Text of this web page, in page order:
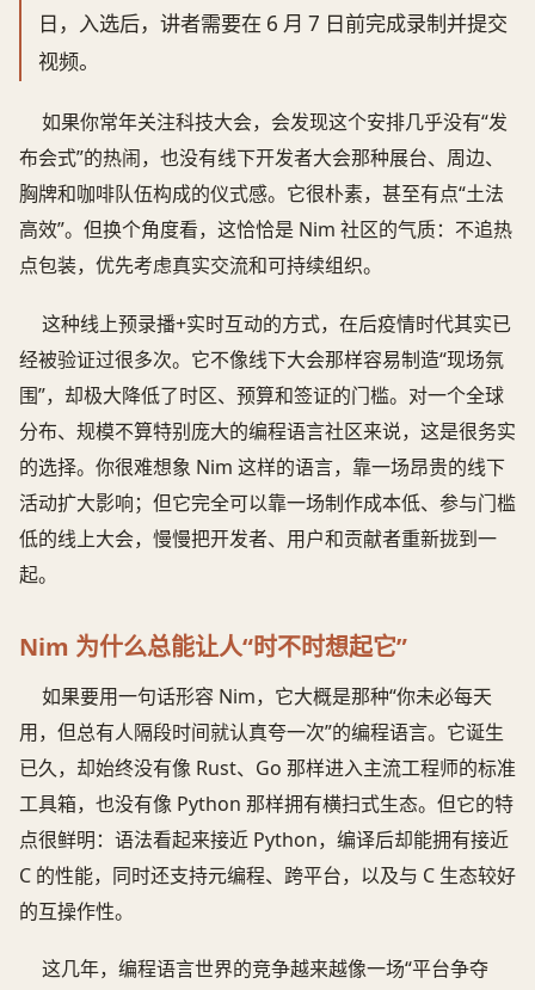
日，入选后，讲者需要在 6 月 7 日前完成录制并提交
视频。
如果你常年关注科技大会，会发现这个安排几乎没有“发
布会式”的热闹，也没有线下开发者大会那种展台、周边、
胸牌和咖啡队伍构成的仪式感。它很朴素，甚至有点“土法
高效”。但换个角度看，这恰恰是 Nim 社区的气质：不追热
点包装，优先考虑真实交流和可持续组织。
这种线上预录播+实时互动的方式，在后疫情时代其实已
经被验证过很多次。它不像线下大会那样容易制造“现场氛
围”，却极大降低了时区、预算和签证的门槛。对一个全球
分布、规模不算特别庞大的编程语言社区来说，这是很务实
的选择。你很难想象 Nim 这样的语言，靠一场昂贵的线下
活动扩大影响；但它完全可以靠一场制作成本低、参与门槛
低的线上大会，慢慢把开发者、用户和贡献者重新拢到一
起。
Nim 为什么总能让人“时不时想起它”
如果要用一句话形容 Nim，它大概是那种“你未必每天
用，但总有人隔段时间就认真夸一次”的编程语言。它诞生
已久，却始终没有像 Rust、Go 那样进入主流工程师的标准
工具箱，也没有像 Python 那样拥有横扫式生态。但它的特
点很鲜明：语法看起来接近 Python，编译后却能拥有接近
C 的性能，同时还支持元编程、跨平台，以及与 C 生态较好
的互操作性。
这几年，编程语言世界的竞争越来越像一场“平台争夺